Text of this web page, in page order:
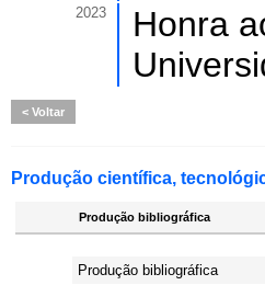
2023
Honra
Voltar
Produção científica,
Produção bibliográfica
Produção bibliográfica